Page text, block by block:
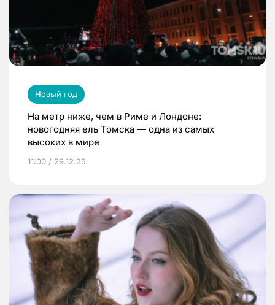
Новый год
На метр ниже, чем в Риме и Лондоне:
новогодняя ель Томска — одна из самых
высоких в мире
11:00 / 29.12.25